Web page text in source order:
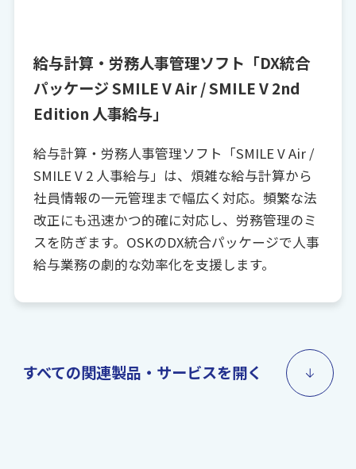
給与計算・労務人事管理ソフト「DX統合
パッケージ SMILE V Air / SMILE V 2nd
Edition 人事給与」
給与計算・労務人事管理ソフト「SMILE V Air /
SMILE V 2 人事給与」は、煩雑な給与計算から
社員情報の一元管理まで幅広く対応。頻繁な法
改正にも迅速かつ的確に対応し、労務管理のミ
スを防ぎます。OSKのDX統合パッケージで人事
給与業務の劇的な効率化を支援します。
すべての関連製品・サービスを開く